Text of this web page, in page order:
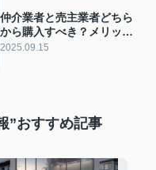
仲介業者と売主業者どちら
から購入すべき？メリット
やデメリットも比較してご
2025.09.15
”おすすめ記事